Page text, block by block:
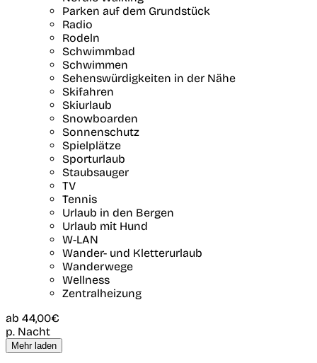
Parken auf dem Grundstück
Radio
Rodeln
Schwimmbad
Schwimmen
Sehenswürdigkeiten in der Nähe
Skifahren
Skiurlaub
Snowboarden
Sonnenschutz
Spielplätze
Sporturlaub
Staubsauger
TV
Tennis
Urlaub in den Bergen
Urlaub mit Hund
W-LAN
Wander- und Kletterurlaub
Wanderwege
Wellness
Zentralheizung
ab 44,00€
p. Nacht
Mehr laden